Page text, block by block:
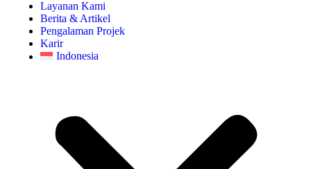
Layanan Kami
Berita & Artikel
Pengalaman Projek
Karir
Indonesia